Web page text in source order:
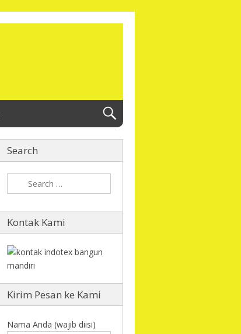
Search
Kontak Kami
Kirim Pesan ke Kami
Nama Anda (wajib diisi)